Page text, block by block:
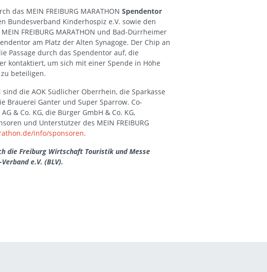
das MEIN FREIBURG MARATHON Spendentor
Bundesverband Kinderhospiz e.V. sowie den
FREIBURG MARATHON und Bad-Dürrheimer
am Platz der Alten Synagoge. Der Chip an
Passage durch das Spendentor auf, die
kontaktiert, um sich mit einer Spende in Höhe
beteiligen.
sind die AOK Südlicher Oberrhein, die Sparkasse
Brauerei Ganter und Super Sparrow. Co-
& Co. KG, die Bürger GmbH & Co. KG,
und Unterstützer des MEIN FREIBURG
info/sponsoren.
die Freiburg Wirtschaft Touristik und Messe
e.V. (BLV).